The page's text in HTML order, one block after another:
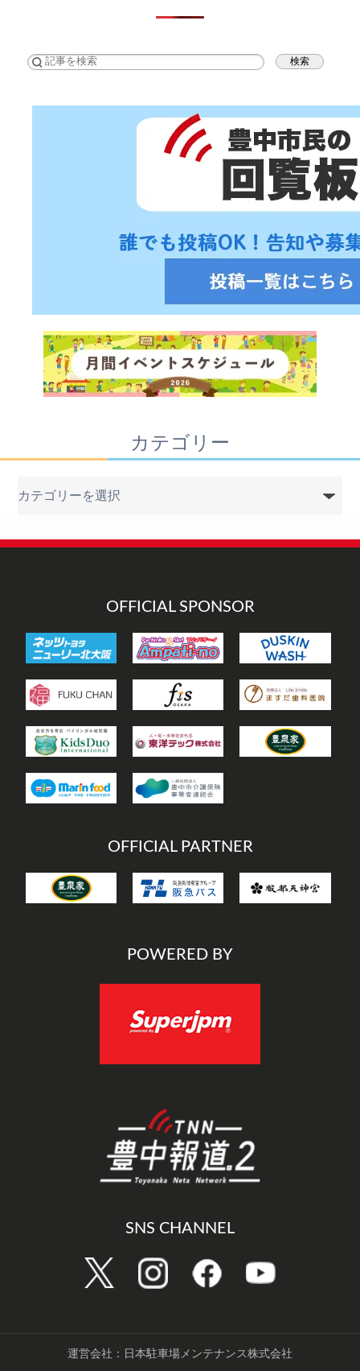
検索
カテゴリー
リ
OFFICIAL SPONSOR
OFFICIAL PARTNER
POWERED BY
SNS CHANNEL
運営会社：日本駐車場メンテナンス株式会社